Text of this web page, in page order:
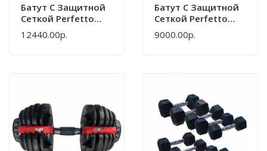
Батут С Защитной
Сеткой Perfetto
Sport ACTIVITY GRID
INSIDE 12" Диаметр
12440.00р.
Батут С Защитной
Сеткой Perfetto
Sport ACTIVITY GRID
INSIDE 8" Диаметр
9000.00р.